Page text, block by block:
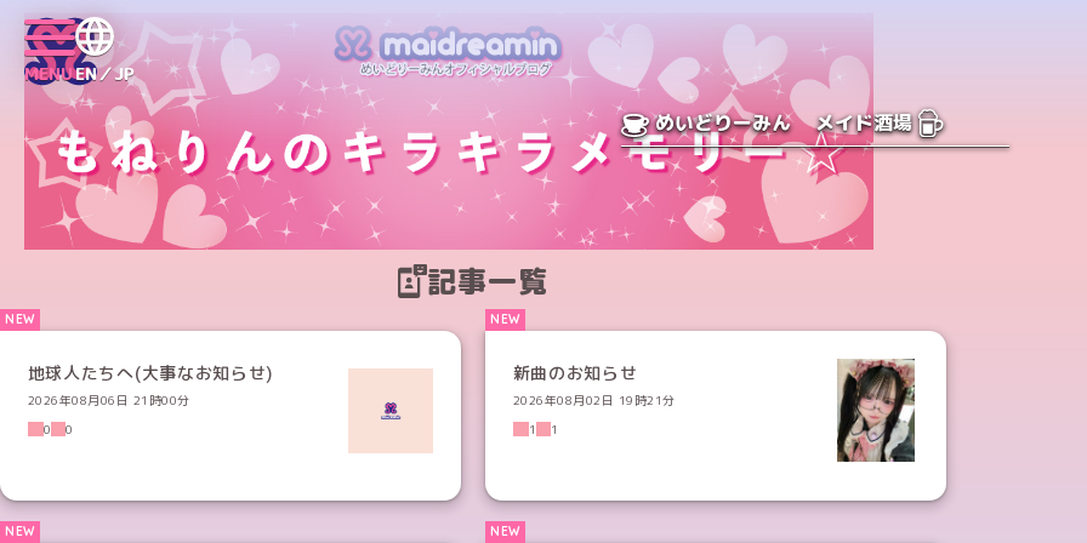
MENUEN／JP
めいどりーみん メイド酒場
記事一覧
地球人たちへ(大事なお知らせ)
2026年08月06日 21時00分
0
0
新曲のお知らせ
2026年08月02日 19時21分
1
1